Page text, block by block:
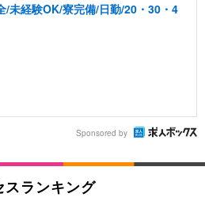
/未経験OK/寮完備/日勤/20・30・4
Sponsored by
スランキング